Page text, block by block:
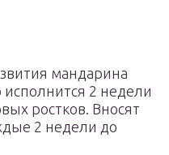
мандарина
исполнится 2 недели
ростков. Вносят
2 недели до